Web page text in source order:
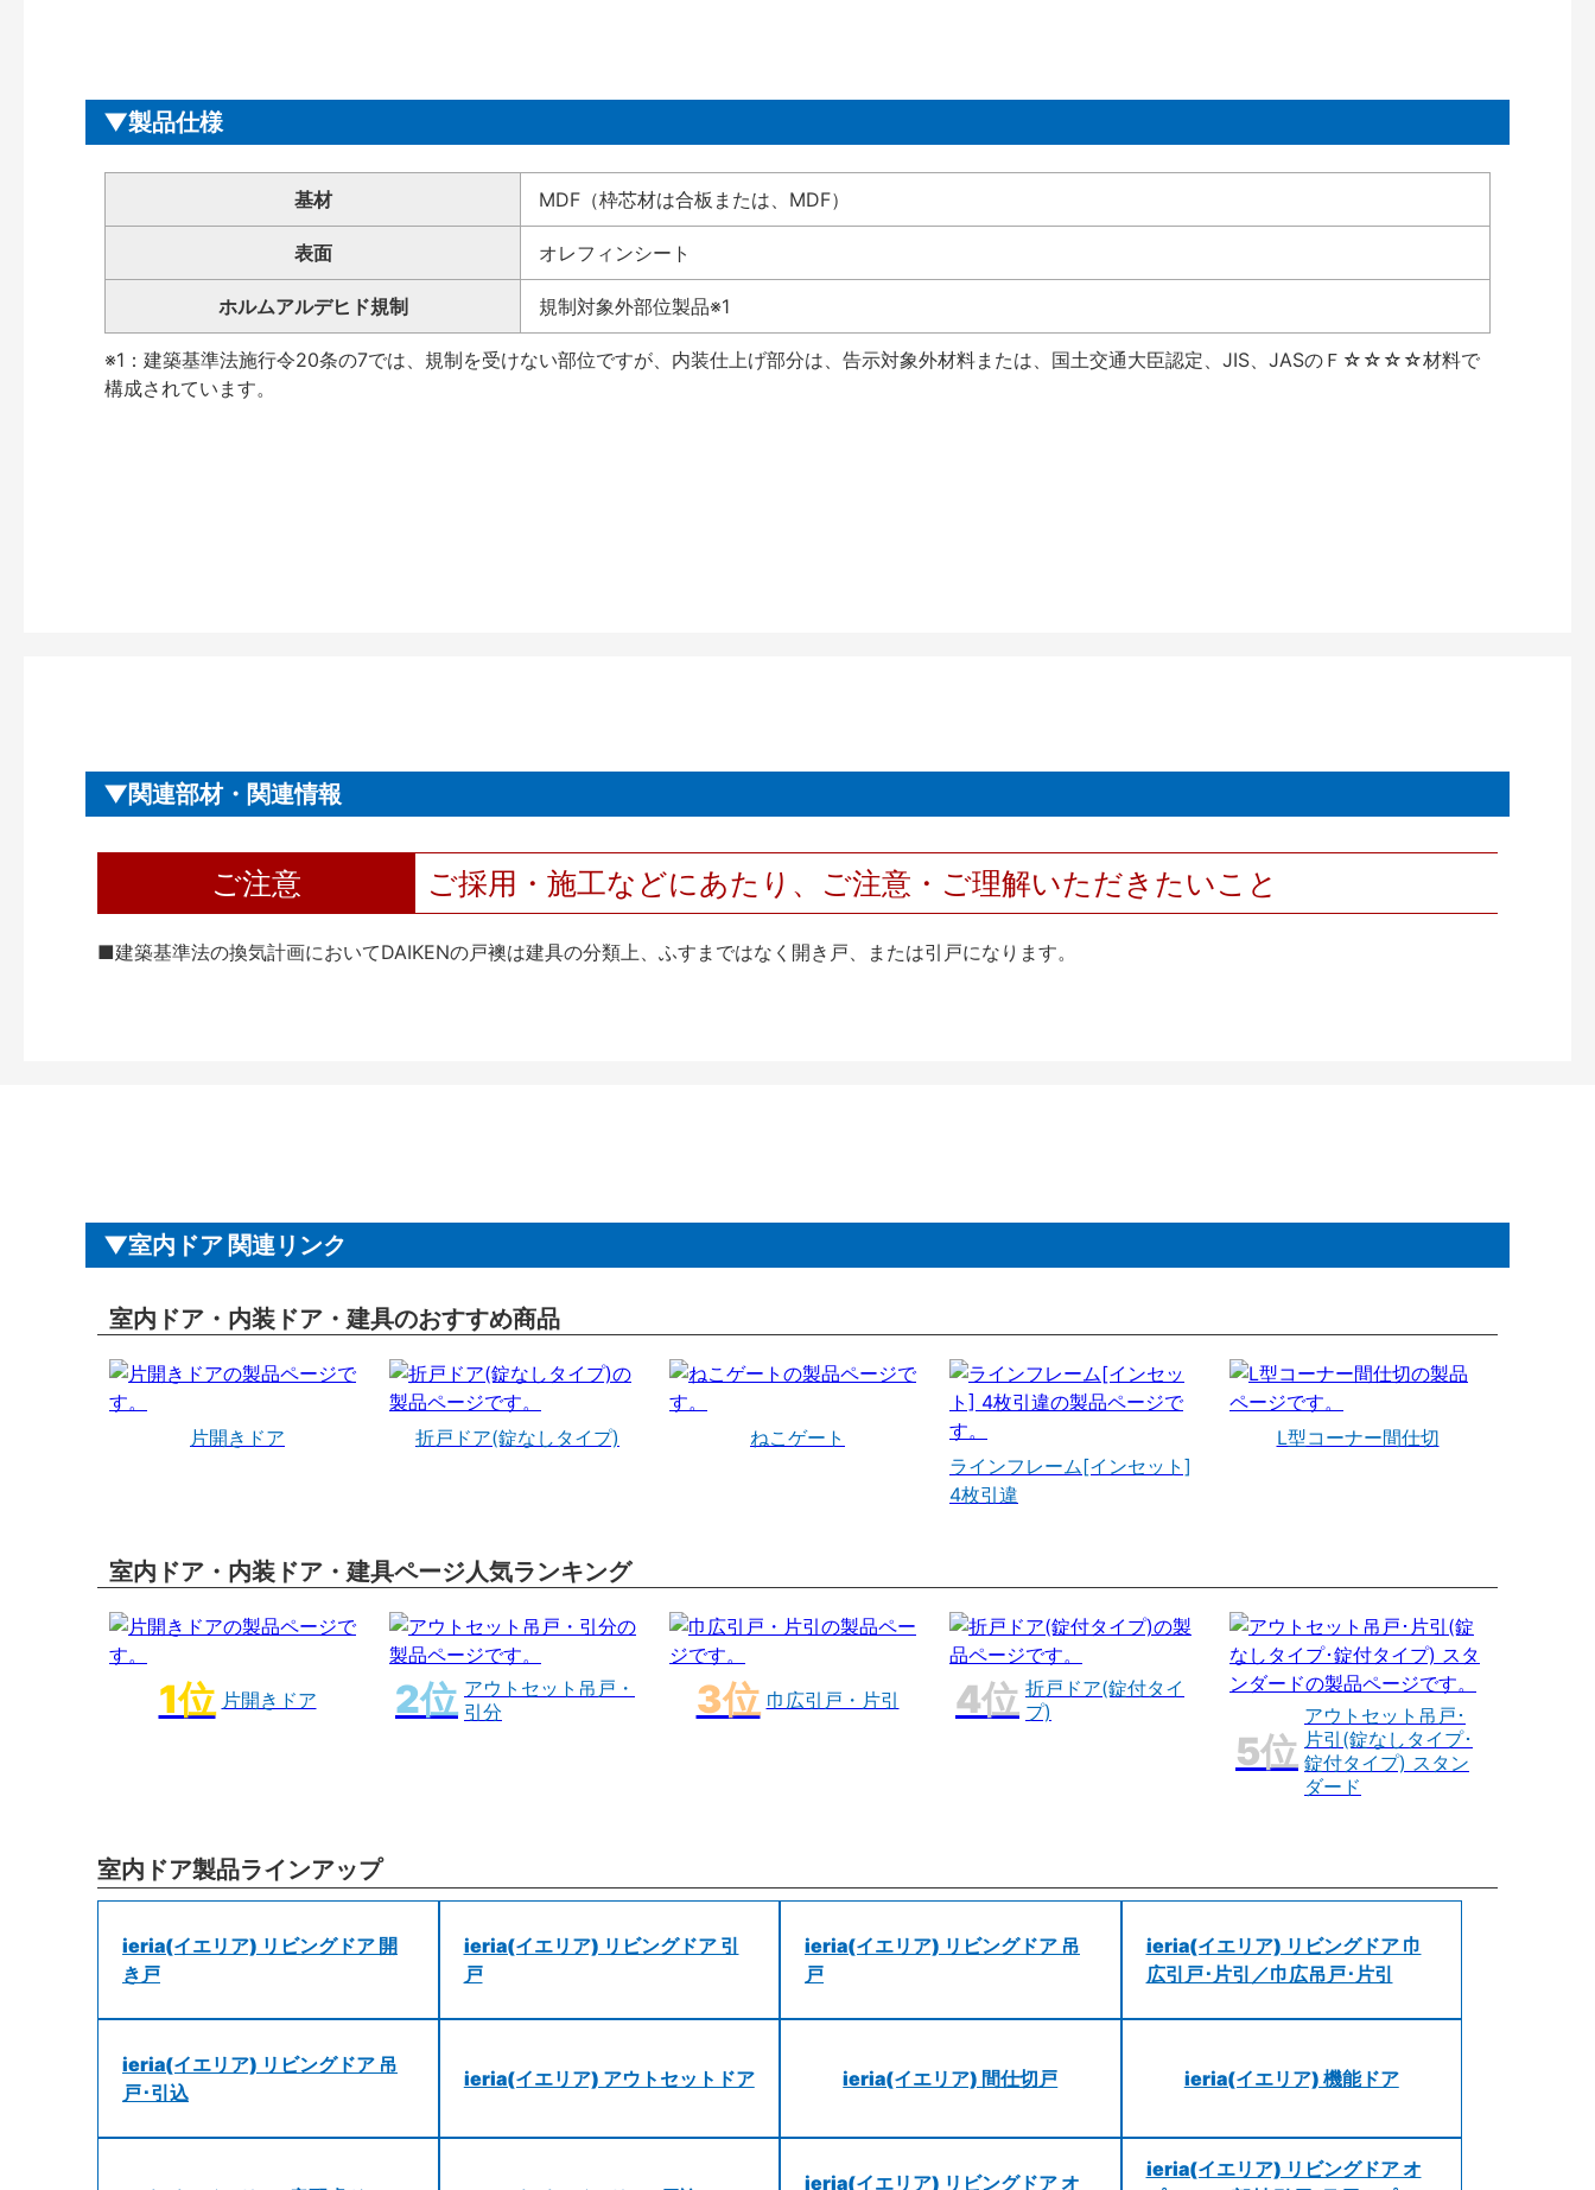
製品仕様
基材 MDF（枠芯材は合板または、MDF）
表面 オレフィンシート
ホルムアルデヒド規制 規制対象外部位製品※1
※1：建築基準法施行令20条の7では、規制を受けない部位ですが、内装仕上げ部分は、告示対象外材料または、国土交通大臣認定、JIS、JASのＦ☆☆☆☆材料で
構成されています。
関連部材・関連情報
ご注意 ご採用・施工などにあたり、ご注意・ご理解いただきたいこと
■建築基準法の換気計画においてDAIKENの戸襖は建具の分類上、ふすまではなく開き戸、または引戸になります。
室内ドア 関連リンク
室内ドア・内装ドア・建具のおすすめ商品
片開きドア 折戸ドア(錠なしタイプ)
ねこゲート
ラインフレーム[インセット]
4枚引違
L型コーナー間仕切
室内ドア・内装ドア・建具ページ人気ランキング
片開きドア
アウトセット吊戸・
引分
巾広引戸・片引
折戸ドア(錠付タイ
プ)
アウトセット吊戸･
片引(錠なしタイプ･
錠付タイプ) スタン
ダード
室内ドア製品ラインアップ
ieria(イエリア) リビングドア 開
き戸
ieria(イエリア) リビングドア 引
戸
ieria(イエリア) リビングドア 吊
戸
ieria(イエリア) リビングドア 巾
広引戸･片引／巾広吊戸･片引
ieria(イエリア) リビングドア 吊
戸･引込
ieria(イエリア) アウトセットドア ieria(イエリア) 間仕切戸 ieria(イエリア) 機能ドア
ieria(イエリア) リビングドア オ
ieria(イエリア) リビングドア オ